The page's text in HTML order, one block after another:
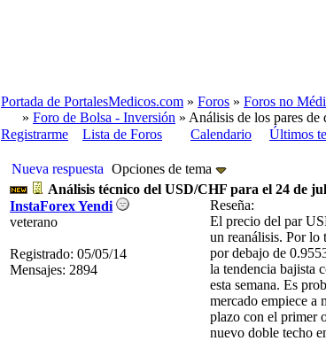
Portada de PortalesMedicos.com » Foros » Foros no
» Foro de Bolsa - Inversión » Análisis de los pares
Registrarme
Lista de Foros Calendario Últimos
Nueva respuesta Opciones de tema
Análisis técnico del USD/CHF para el 24 de
InstaForex Yendi
veterano
Registrado: 05/05/14
Mensajes: 2894
Reseña:
El precio del par
un reanálisis. Por lo
por debajo de
la tendencia bajista
esta semana. Es
mercado empiece a
plazo con el primer
nuevo doble techo